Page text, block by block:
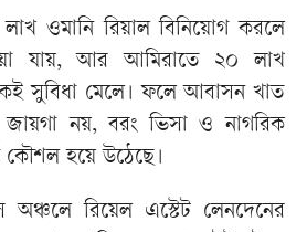
ওমানি রিয়াল বিনিয়োগ করলে
যায়, আর আমিরাতে ২০ লাখ
সুবিধা মেলে। ফলে আবাসন খাত
নয়, বরং ভিসা ও নাগরিক
কৌশল হয়ে উঠেছে।
অঞ্চলে রিয়েল এস্টেট লেনদেনের